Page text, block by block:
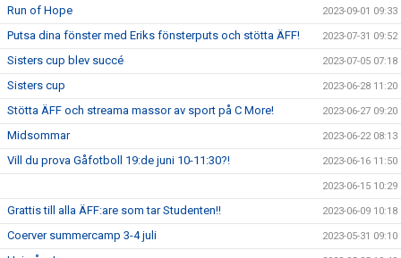
Run of Hope 2023-09-01 09:33
Putsa dina fönster med Eriks fönsterputs och stötta ÄFF! 2023-07-31 09:52
Sisters cup blev succé 2023-07-05 07:18
Sisters cup 2023-06-28 11:20
Stötta ÄFF och streama massor av sport på C More! 2023-06-27 09:20
Midsommar 2023-06-22 08:13
Vill du prova Gåfotboll 19:de juni 10-11:30?! 2023-06-16 11:50
2023-06-15 10:29
Grattis till alla ÄFF:are som tar Studenten!! 2023-06-09 10:18
Coerver summercamp 3-4 juli 2023-05-31 09:10